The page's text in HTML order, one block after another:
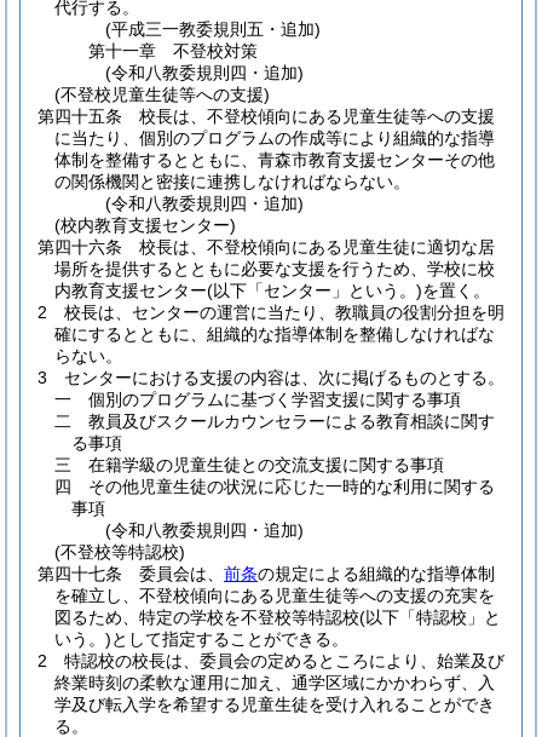
代行する。
(平成三一教委規則五・追加)
第十一章
不登校対策
(令和八教委規則四・追加)
(不登校児童生徒等への支援)
第四十五条
校長は、不登校傾向にある児童生徒等への支援
に当たり、個別のプログラムの作成等により組織的な指導
体制を整備するとともに、青森市教育支援センターその他
の関係機関と密接に連携しなければならない。
(令和八教委規則四・追加)
(校内教育支援センター)
第四十六条
校長は、不登校傾向にある児童生徒に適切な居
場所を提供するとともに必要な支援を行うため、学校に校
内教育支援センター(以下「センター」という。)を置く。
2
校長は、センターの運営に当たり、教職員の役割分担を明
確にするとともに、組織的な指導体制を整備しなければな
らない。
3
センターにおける支援の内容は、次に掲げるものとする。
一
個別のプログラムに基づく学習支援に関する事項
二
教員及びスクールカウンセラーによる教育相談に関す
る事項
三
在籍学級の児童生徒との交流支援に関する事項
四
その他児童生徒の状況に応じた一時的な利用に関する
事項
(令和八教委規則四・追加)
(不登校等特認校)
第四十七条
委員会は、 前条の規定による組織的な指導体制
を確立し、不登校傾向にある児童生徒等への支援の充実を
図るため、特定の学校を不登校等特認校(以下「特認校」と
いう。)として指定することができる。
2
特認校の校長は、委員会の定めるところにより、始業及び
終業時刻の柔軟な運用に加え、通学区域にかかわらず、入
学及び転入学を希望する児童生徒を受け入れることができ
る。